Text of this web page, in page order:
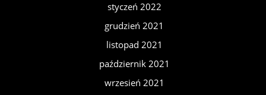
styczeń 2022
grudzień 2021
listopad 2021
październik 2021
wrzesień 2021